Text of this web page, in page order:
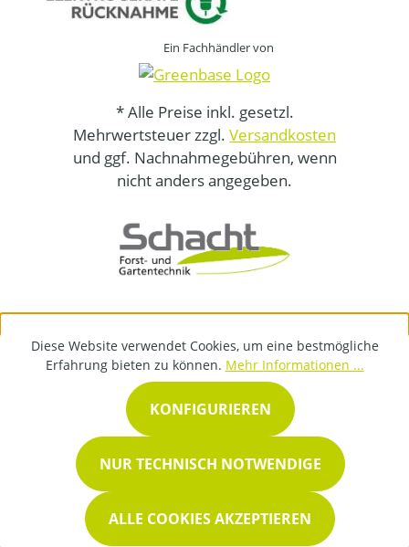
Ein Fachhändler von
* Alle Preise inkl. gesetzl.
Mehrwertsteuer zzgl. Versandkosten
und ggf. Nachnahmegebühren, wenn
nicht anders angegeben.
Diese Website verwendet Cookies, um eine bestmögliche
Erfahrung bieten zu können. Mehr Informationen ...
NUR TECHNISCH NOTWENDIGE
KONFIGURIEREN
ALLE COOKIES AKZEPTIEREN